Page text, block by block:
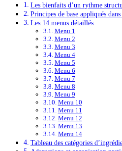
Les bienfaits d’un rythme
Principes de base appliqués
Les 14 menus détaillés
Menu 1
Menu 2
Menu 3
Menu 4
Menu 5
Menu 6
Menu 7
Menu 8
Menu 9
Menu 10
Menu 11
Menu 12
Menu 13
Menu 14
Tableau des catégories